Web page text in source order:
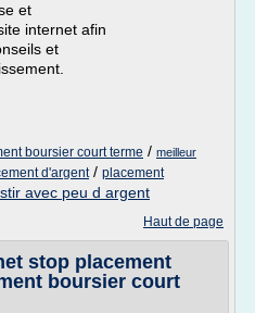
et
internet afin
et
boursier court terme / meilleur
d'argent/ placement
avec peu d argent
Haut de page
stop placement
boursier court